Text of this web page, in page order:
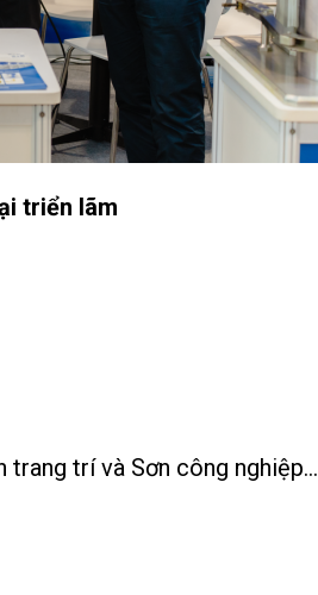
triển lãm
trang trí và Sơn công nghiệp…